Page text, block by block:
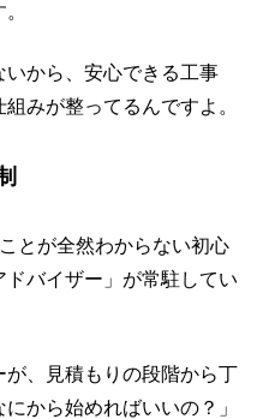
から、安心できる工事
みが整ってるんですよ。
とが全然わからない初心
バイザー」が常駐してい
、見積もりの段階から丁
から始めればいいの？」